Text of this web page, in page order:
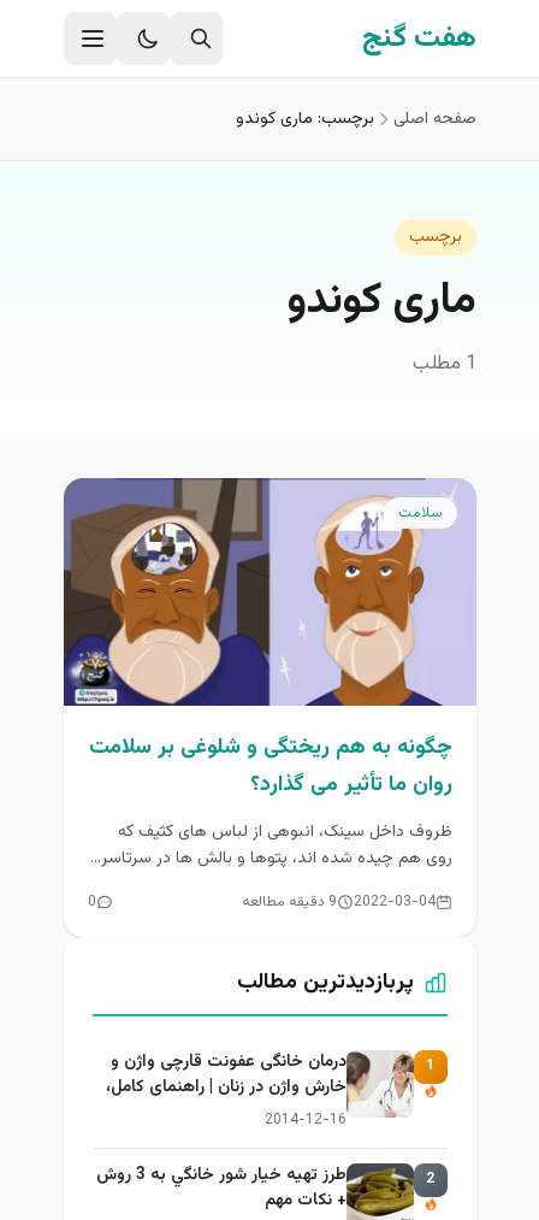
رفتن به محتوای اصلی
هفت گنج
صفحه اصلی برچسب: ماری کوندو
برچسب
ماری کوندو
1 مطلب
سلامت
چگونه به هم ریختگی و شلوغی بر سلامت
روان ما تأثیر می گذارد؟
ظروف داخل سینک، انبوهی از لباس های کثیف که
روی هم چیده شده اند، پتوها و بالش ها در سرتاسر...
2022-03-04 9 دقیقه مطالعه 0
پربازدیدترین مطالب
1
درمان خانگی عفونت قارچی واژن و
خارش واژن در زنان | راهنمای کامل،
ایمن و کاربردی
2014-12-16
2
طرز تهيه خیار شور خانگي به 3 روش
+ نكات مهم